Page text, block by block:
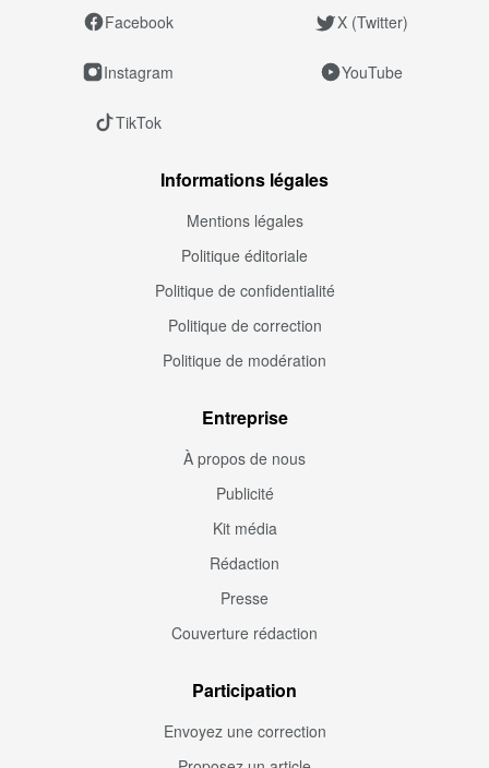
Facebook X (Twitter)
Instagram YouTube
TikTok
Informations légales
Mentions légales
Politique éditoriale
Politique de confidentialité
Politique de correction
Politique de modération
Entreprise
À propos de nous
Publicité
Kit média
Rédaction
Presse
Couverture rédaction
Participation
Envoyez une correction